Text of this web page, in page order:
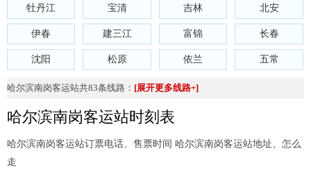
牡丹江 宝清 吉林 北安
伊春 建三江 富锦 长春
沈阳 松原 依兰 五常
哈尔滨南岗客运站共83条线路： [展开更多线路+]
哈尔滨南岗客运站时刻表
哈尔滨南岗客运站订票电话、售票时间 哈尔滨南岗客运站地址、怎么
走